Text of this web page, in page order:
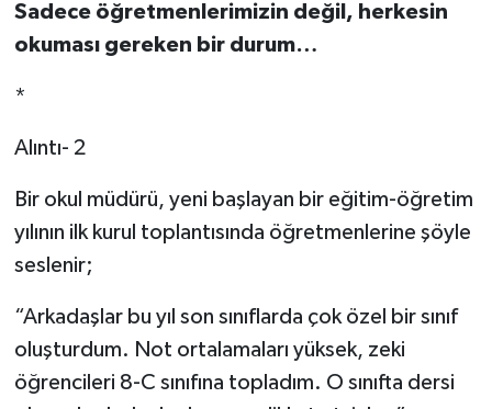
Sadece öğretmenlerimizin değil, herkesin
okuması gereken bir durum…
*
Alıntı- 2
Bir okul müdürü, yeni başlayan bir eğitim-öğretim
yılının ilk kurul toplantısında öğretmenlerine şöyle
seslenir;
“Arkadaşlar bu yıl son sınıflarda çok özel bir sınıf
oluşturdum. Not ortalamaları yüksek, zeki
öğrencileri 8-C sınıfına topladım. O sınıfta dersi